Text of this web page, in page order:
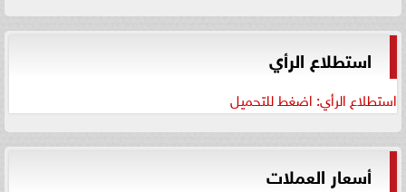
استطلاع الرأي
استطلاع الرأي: اضغط للتحميل
أسعار العملات